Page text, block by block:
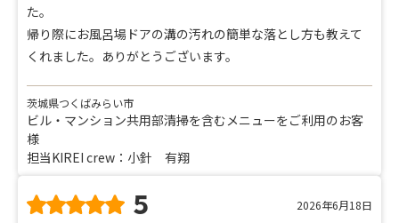
た。
帰り際にお風呂場ドアの溝の汚れの簡単な落とし方も教えて
くれました。ありがとうございます。
茨城県つくばみらい市
ビル・マンション共用部清掃を含むメニューをご利用のお客
様
担当KIREI crew：小針 有翔
5 2026年6月18日